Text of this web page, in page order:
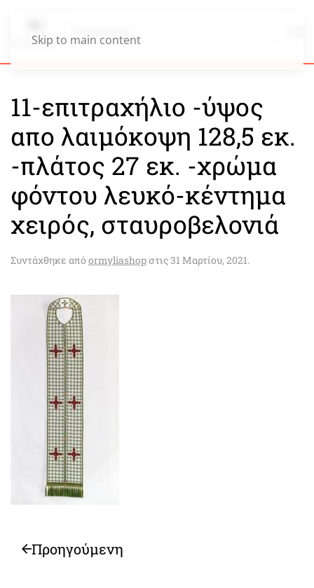
Skip to main content
11-επιτραχήλιο -ύψος
απο λαιμόκοψη 128,5 εκ.
-πλάτος 27 εκ. -χρώμα
φόντου λευκό-κέντημα
χειρός, σταυροβελονιά
Συντάχθηκε από ormyliashopστις31 Μαρτίου, 2021.
Προηγούμενη